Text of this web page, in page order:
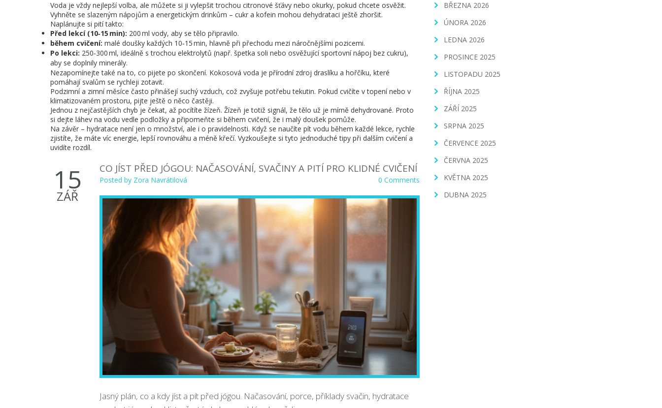
Voda je vždy nejlepší volba, ale můžete si ji vylepšit trochou citronové šťávy nebo okurky, pokud chcete osvěžit.
Vyhněte se slazeným nápojům a energetickým drinkům – cukr a kofein mohou dehydrataci ještě zhoršit.
Naplánujte si pití takto:
Před lekcí (10‑15 min): 200 ml vody, aby se tělo připravilo.
během cvičení: malé doušky každých 10‑15 min, hlavně při přechodu mezi náročnějšími pozicemi.
Po lekci: 250‑300 ml, ideálně s trochou elektrolytů (např. špetka soli nebo osvěžující sportovní nápoj bez cukru),
aby se doplnily minerály.
Nezapomínejte také na to, co pijete po skončení. Kokosová voda je přírodní zdroj draslíku a hořčíku, které
pomáhají svalům se rychleji zotavit.
Podzimní a zimní měsíce často přinášejí suchý vzduch, což zvyšuje potřebu tekutin. Pokud cvičíte v topení nebo v
klimatizovaném prostoru, pijte ještě o něco častěji.
Jednou z nejčastějších chyb je čekat, až pocítíte žízeň. Žízeň je totiž signál, že tělo už je mírně dehydrované. Proto
si dejte láhev na vodu vedle podložky a připomeňte si během cvičení, že i malý doušek pomůže.
Na závěr – hydratace není jen o množství, ale i o pravidelnosti. Když se naučíte pít vodu během každé lekce, rychle
zjistíte, že máte víc energie, lepší rovnováhu a méně křečí. Vyzkoušejte si tyto jednoduché tipy při dalším cvičení a
uvidíte rozdíl.
15
ZÁŘ
CO JÍST PŘED JÓGOU: NAČASOVÁNÍ, SVAČINY A PITÍ PRO KLIDNÉ CVIČENÍ
Posted by Zora Navrátilová 0 Comments
Jasný plán, co a kdy jíst a pít před jógou. Načasování, porce, příklady svačin, hydratace
BŘEZNA 2026
ÚNORA 2026
LEDNA 2026
PROSINCE 2025
LISTOPADU 2025
ŘÍJNA 2025
ZÁŘÍ 2025
SRPNA 2025
ČERVENCE 2025
ČERVNA 2025
KVĚTNA 2025
DUBNA 2025